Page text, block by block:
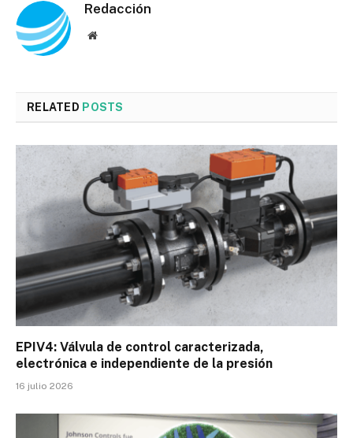
Redacción
Website
RELATED POSTS
EPIV4: Válvula de control caracterizada,
electrónica e independiente de la presión
16 julio 2026